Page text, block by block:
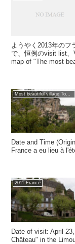
ようやく2013年のフ
で、恒例のvisit list
map of "The most
Most beautiful village Tour of France
Date and Time
France a eu lieu à
2011 France
Date of visit: April
Château" in the